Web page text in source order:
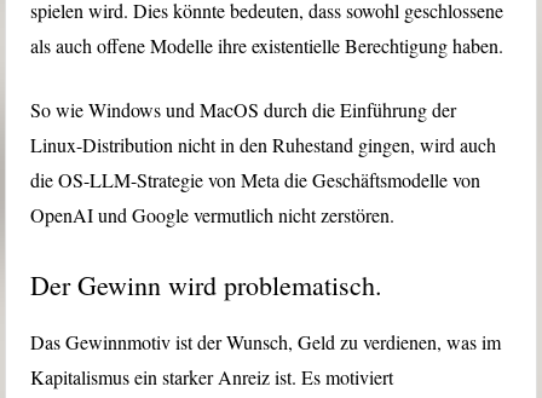
spielen wird. Dies könnte bedeuten, dass sowohl geschlossene
als auch offene Modelle ihre existentielle Berechtigung haben.
So wie Windows und MacOS durch die Einführung der
Linux-Distribution nicht in den Ruhestand gingen, wird auch
die OS-LLM-Strategie von Meta die Geschäftsmodelle von
OpenAI und Google vermutlich nicht zerstören.
Der Gewinn wird problematisch.
Das Gewinnmotiv ist der Wunsch, Geld zu verdienen, was im
Kapitalismus ein starker Anreiz ist. Es motiviert